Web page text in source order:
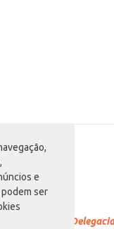
e
ser
ou procure a